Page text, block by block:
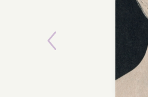
Previous